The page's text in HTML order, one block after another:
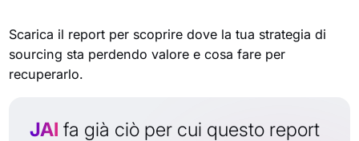
Scarica il report per scoprire dove la tua strategia di
sourcing sta perdendo valore e cosa fare per
recuperarlo.
JAI fa già ciò per cui questo report